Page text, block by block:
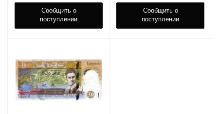
Сообщить о
поступлении
Сообщить о
поступлении